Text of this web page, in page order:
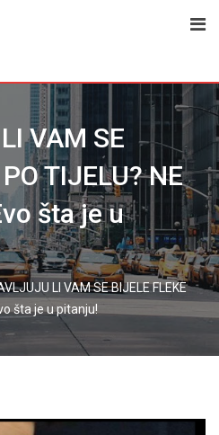
VAM SE
TIJELU? NE
šta je u
LI VAM SE BIJELE FLEKE
šta je u pitanju!